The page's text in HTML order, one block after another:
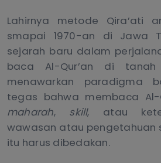
Lahirnya metode Qira’ati
smapai 1970-an di Jawa
sejarah baru dalam
baca Al-Qur’an di
menawarkan paradigma
tegas bahwa membaca Al-
maharah, skill, atau
wawasan atau pengetahuan
itu harus dibedakan.